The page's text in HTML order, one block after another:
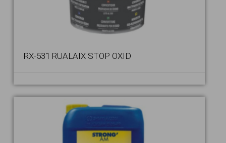
RX-531 RUALAIX STOP OXID